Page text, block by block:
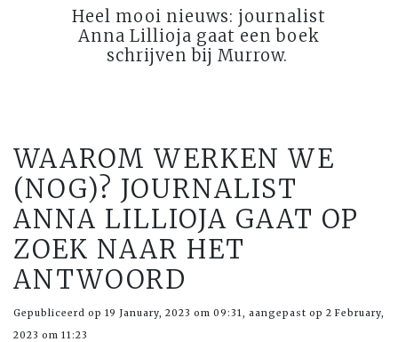
Heel mooi nieuws: journalist
Anna Lillioja gaat een boek
schrijven bij Murrow.
WAAROM WERKEN WE
(NOG)? JOURNALIST
ANNA LILLIOJA GAAT OP
ZOEK NAAR HET
ANTWOORD
Gepubliceerd op 19 January, 2023 om 09:31, aangepast op 2 February,
2023 om 11:23